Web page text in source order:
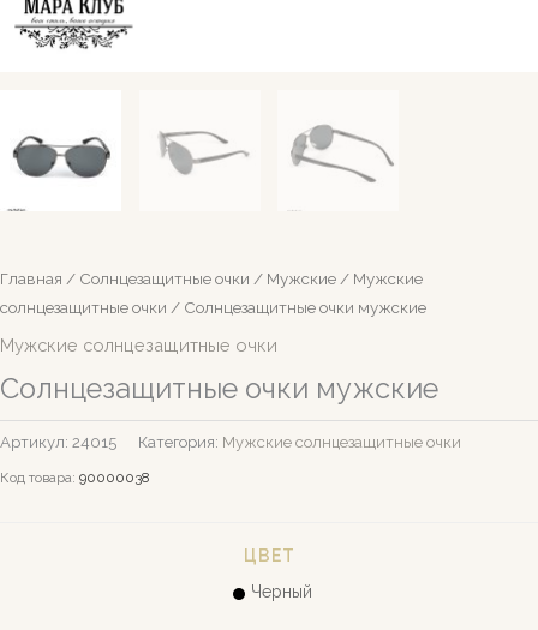
Главная / Солнцезащитные очки / Мужские / Мужские
солнцезащитные очки / Солнцезащитные очки мужские
Мужские солнцезащитные очки
Солнцезащитные очки мужские
Артикул: 24015 Категория: Мужские солнцезащитные очки
Код товара: 90000038
ЦВЕТ
Черный